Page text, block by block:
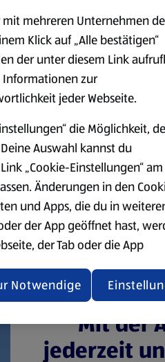
Bio-Produkte
Milchprodukte &
Eier
Mit der
jederzeit
mehreren Unternehmen
Klick auf „Alle bestätigen“
der unter diesem Link
zur
jeder Webseite.
die Möglichkeit,
Auswahl kannst du
„Cookie-Einstellungen“
Änderungen in den
und Apps, die du in
der App geöffnet hast,
der Tab oder die App
anschließend wieder geöffnet
Notwendige